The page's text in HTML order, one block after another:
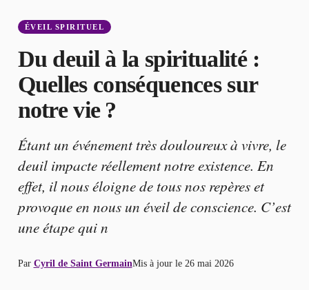
ÉVEIL SPIRITUEL
Du deuil à la spiritualité :
Quelles conséquences sur
notre vie ?
Étant un événement très douloureux à vivre, le
deuil impacte réellement notre existence. En
effet, il nous éloigne de tous nos repères et
provoque en nous un éveil de conscience. C’est
une étape qui n
Par Cyril de Saint GermainMis à jour le 26 mai 2026